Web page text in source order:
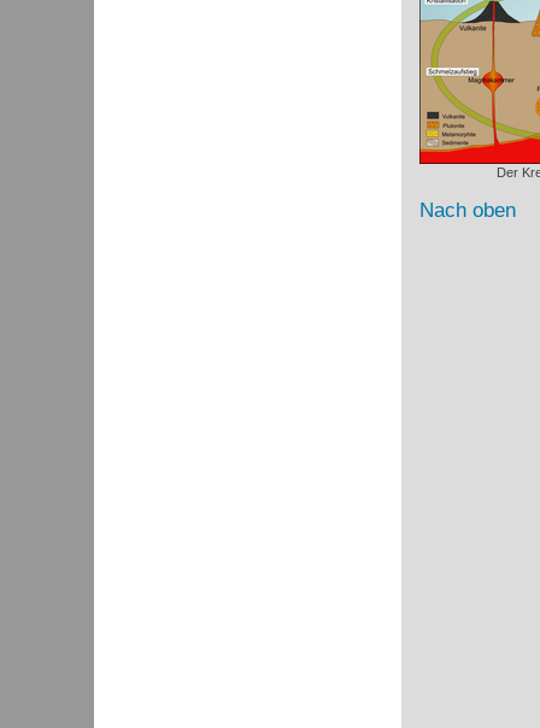
Der
Nach oben